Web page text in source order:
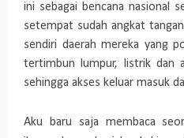
ini sebagai bencana nasional
setempat sudah angkat
sendiri daerah mereka yang
tertimbun lumpur, listrik dan
sehingga akses keluar masuk
Aku baru saja membaca